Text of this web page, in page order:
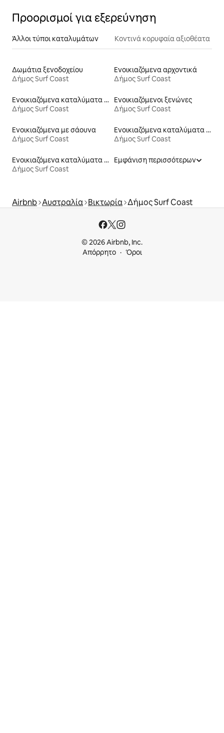
Προορισμοί για εξερεύνηση
Άλλοι τύποι καταλυμάτων Κοντινά κορυφαία αξιοθέατα
Δωμάτια ξενοδοχείου
Δήμος Surf Coast
Ενοικιαζόμενα αρχοντικά
Δήμος Surf Coast
Ενοικιαζόμενα καταλύματα με πισίνα
Δήμος Surf Coast
Ενοικιαζόμενοι ξενώνες
Δήμος Surf Coast
Ενοικιαζόμενα με σάουνα
Δήμος Surf Coast
Ενοικιαζόμενα καταλύματα με πρόσβαση στη λίμνη
Δήμος Surf Coast
Ενοικιαζόμενα καταλύματα σε φάρμα
Δήμος Surf Coast
Εμφάνιση περισσότερων
Airbnb Αυστραλία Βικτωρία Δήμος Surf Coast
© 2026 Airbnb, Inc.
Απόρρητο
Όροι